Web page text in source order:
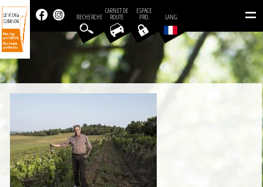
=
LANG.
ESPACE
PRO.
CARNET DE
ROUTE
RECHERCHE